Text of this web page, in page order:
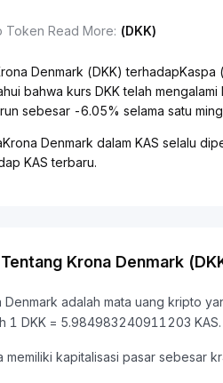
Token Read More: (DKK)
Denmark (DKK)
bahwa kurs DKK telah
sebesar -6.05% selama satu
Denmark dalam KAS selalu
KAS terbaru.
Tentang Krona Denmark
Denmark adalah mata uang kripto
1 DKK = 5.984983240911203 KAS.
memiliki kapitalisasi pasar sebesar